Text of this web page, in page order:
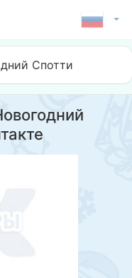
Спотти